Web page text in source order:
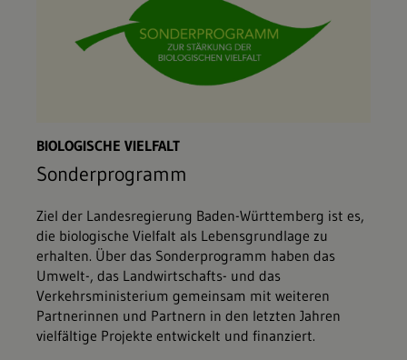
BIOLOGISCHE VIELFALT
Sonderprogramm
Ziel der Landesregierung Baden-Württemberg ist es,
die biologische Vielfalt als Lebensgrundlage zu
erhalten. Über das Sonderprogramm haben das
Umwelt-, das Landwirtschafts- und das
Verkehrsministerium gemeinsam mit weiteren
Partnerinnen und Partnern in den letzten Jahren
vielfältige Projekte entwickelt und finanziert.